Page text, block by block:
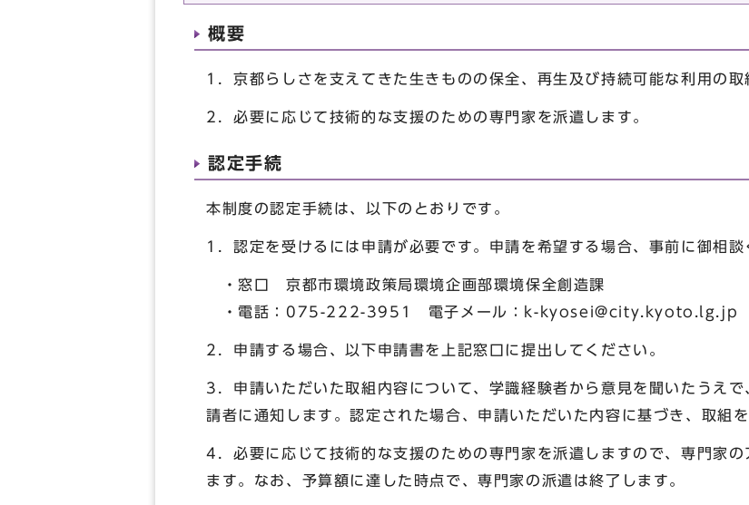
概要
1．京都らしさを支えてきた生きものの保全、再生及び持続可能な利用の取
2．必要に応じて技術的な支援のための専門家を派遣します。
認定手続
本制度の認定手続は、以下のとおりです。
1．認定を受けるには申請が必要です。申請を希望する場合、事前に御相談
・窓口 京都市環境政策局環境企画部環境保全創造課
・電話：075-222-3951 電子メール： k-kyosei@city.kyoto.lg.jp
2．申請する場合、以下申請書を上記窓口に提出してください。
3．申請いただいた取組内容について、学識経験者から意見を聞いたうえ
請者に通知します。認定された場合、申請いただいた内容に基づき、取組
4．必要に応じて技術的な支援のための専門家を派遣しますので、専門家
ます。なお、予算額に達した時点で、専門家の派遣は終了します。